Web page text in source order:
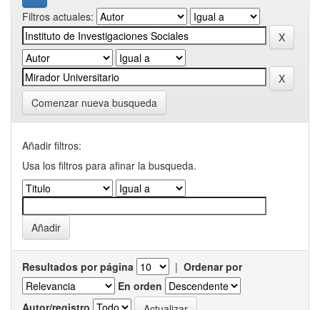
Filtros actuales:
Comenzar nueva busqueda
Añadir filtros:
Usa los filtros para afinar la busqueda.
Resultados por página | Ordenar por
En orden
Autor/registro